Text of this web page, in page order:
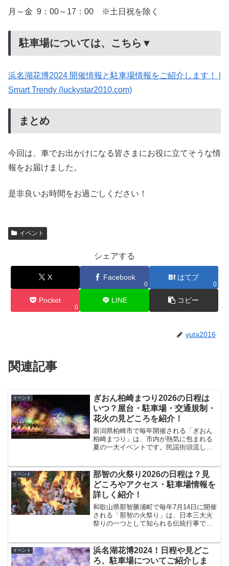
月～金 9：00～17：00 ※土日祝を除く
駐車場については、こちら▼
浜名湖花博2024 開催情報と駐車場情報をご紹介します！ |
Smart Trendy (luckystar2010.com)
まとめ
今回は、車でお出かけになる皆さまにお役に立てそうな情
報をお届けました。
是非良いお時間をお過ごしください！
イベント
シェアする
X Facebook
0
はてブ
0
Pocket
0
LINE コピー
yuta2016
関連記事
イベント
ぎおん柏崎まつり2026の日程は
いつ？屋台・駐車場・交通規制・
花火の見どころを紹介！
新潟県柏崎市で毎年開催される「ぎおん
柏崎まつり」は、市内が熱気に包まれる
夏の一大イベントです。民謡街頭流しや
日間にわたって多彩な催しが行われま
す。特に海の大花火大会は...
イベント
那智の火祭り2026の日程は？見
どころやアクセス・駐車場情報を
詳しく紹介！
和歌山県那智勝浦町で毎年7月14日に開催
される「那智の火祭り」は、日本三大火
祭りの一つとして知られる伝統行事で
ル、重さ約50kgにもなる大松明が石段を
照らす光景は圧巻...
イベント
浜名湖花博2024！日程や見どこ
ろ、駐車場についてご紹介しま